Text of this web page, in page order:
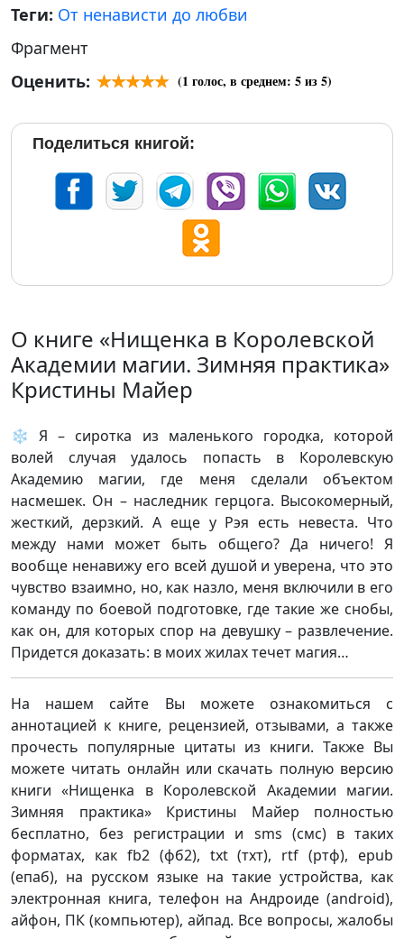
Теги: От ненависти до любви
Фрагмент
Оценить:
(1 голос, в среднем: 5из 5)
Поделиться книгой:
О книге «Нищенка в Королевской
Академии магии. Зимняя практика»
Кристины Майер
❄️ Я – сиротка из маленького городка, которой
волей случая удалось попасть в Королевскую
Академию магии, где меня сделали объектом
насмешек. Он – наследник герцога. Высокомерный,
жесткий, дерзкий. А еще у Рэя есть невеста. Что
между нами может быть общего? Да ничего! Я
вообще ненавижу его всей душой и уверена, что это
чувство взаимно, но, как назло, меня включили в его
команду по боевой подготовке, где такие же снобы,
как он, для которых спор на девушку – развлечение.
Придется доказать: в моих жилах течет магия…
На нашем сайте Вы можете ознакомиться с
аннотацией к книге, рецензией, отзывами, а также
прочесть популярные цитаты из книги. Также Вы
можете читать онлайн или скачать полную версию
книги «Нищенка в Королевской Академии магии.
Зимняя практика» Кристины Майер полностью
бесплатно, без регистрации и sms (смс) в таких
форматах, как fb2 (фб2), txt (тхт), rtf (ртф), epub
(епаб), на русском языке на такие устройства, как
электронная книга, телефон на Андроиде (android),
айфон, ПК (компьютер), айпад. Все вопросы, жалобы